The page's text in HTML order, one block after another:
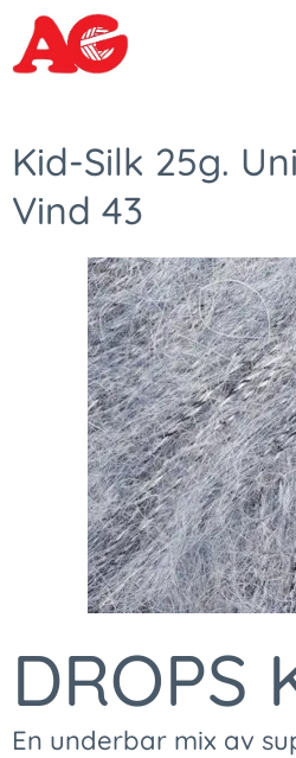
Kid-Silk 25g.
Vind 43
DROPS
En underbar mix av